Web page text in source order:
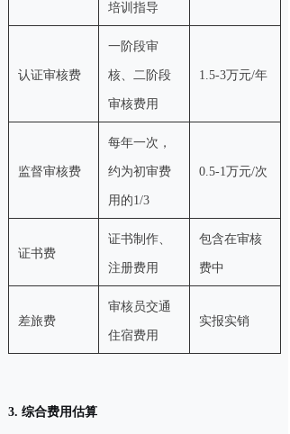
培训指导
认证审核费
一阶段审
核、二阶段
审核费用
1.5-3万元/年
监督审核费
每年一次，
约为初审费
用的1/3
0.5-1万元/次
证书费
证书制作、
注册费用
包含在审核
费中
差旅费
审核员交通
住宿费用
实报实销
3. 综合费用估算